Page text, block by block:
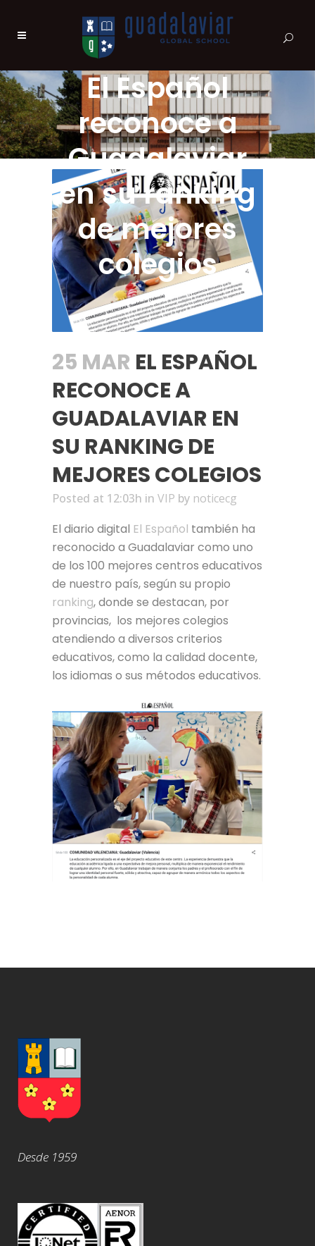
El Español
reconoce a
Guadalaviar
en su ranking
de mejores
colegios
25 MAR EL ESPAÑOL
RECONOCE A
GUADALAVIAR EN
SU RANKING DE
MEJORES COLEGIOS
Posted at 12:03h in VIP by noticecg
El diario digital El Español también ha
reconocido a Guadalaviar como uno
de los 100 mejores centros educativos
de nuestro país, según su propio
ranking, donde se destacan, por
provincias, los mejores colegios
atendiendo a diversos criterios
educativos, como la calidad docente,
los idiomas o sus métodos educativos.
Desde 1959